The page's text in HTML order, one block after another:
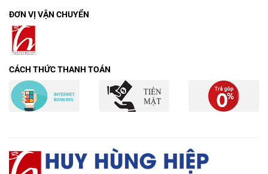
ĐƠN VỊ VẬN CHUYỂN
CÁCH THỨC THANH TOÁN